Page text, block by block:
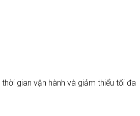
gian vận hành và giảm thiểu tối đa